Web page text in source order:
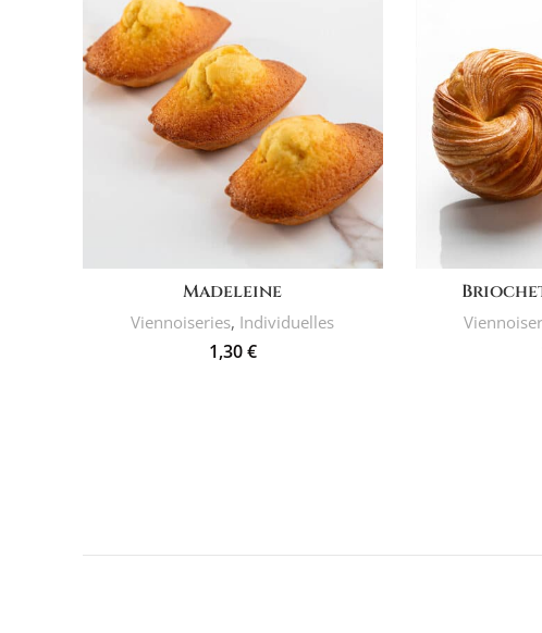
AJOUTER AU PANIER
Madeleine
Viennoiseries, Individuelles
1,30€